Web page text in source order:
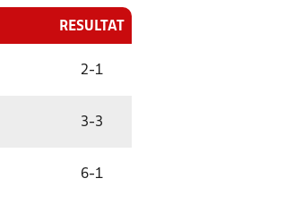
RESULTAT
2-1
3-3
6-1